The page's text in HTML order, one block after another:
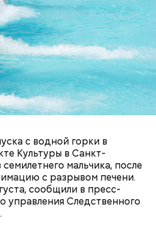
с водной горки в
Культуры в Санкт-
мальчика, после
с разрывом печени.
сообщили в пресс-
управления Следственного
лет лишения свободы.
установить точную
Подозрения
юноши пали на Миссюру, но
к кончине их сына не
задержали, он
подсыпал в морс и утверждал,
в бутылкунекие